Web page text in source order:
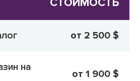
от 2 500 $
на
от 1 900 $